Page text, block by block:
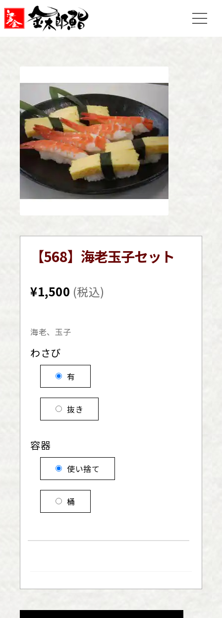
【568】海老玉子セット
¥1,500 (税込)
海老、玉子
わさび
有
抜き
容器
使い捨て
桶